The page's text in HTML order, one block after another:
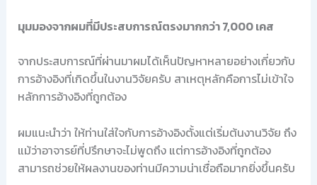
มุมมองจากผมที่มีประสบการณ์ตรงมากกว่า 7,000 เคส
จากประสบการณ์ที่ผ่านมาผมได้เห็นปัญหาหลายอย่างเกี่ยวกับ
การอ้างอิงที่เกิดขึ้นในงานวิจัยครับ สาเหตุหลักคือการไม่เข้าใจ
หลักการอ้างอิงที่ถูกต้อง
ผมแนะนำว่า ให้ท่านใส่ใจกับการอ้างอิงตั้งแต่เริ่มต้นงานวิจัย ถึง
แม้ว่าอาจารย์ที่ปรึกษาจะไม่พูดถึง แต่การอ้างอิงที่ถูกต้อง
สามารถช่วยให้ผลงานของท่านมีความน่าเชื่อถือมากยิ่งขึ้นครับ